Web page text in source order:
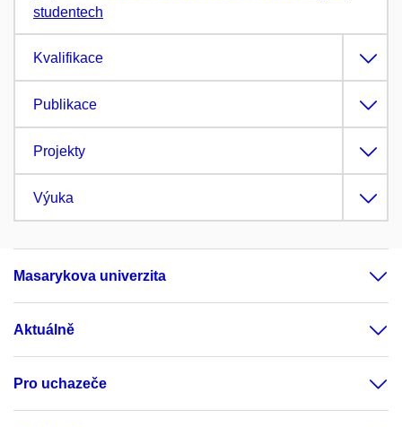
studentech
Kvalifikace
Publikace
Projekty
Výuka
Masarykova univerzita
Aktuálně
Pro uchazeče